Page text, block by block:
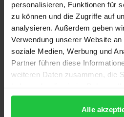
personalisieren, Funktionen für
zu können und die Zugriffe auf
analysieren. Außerdem geben
Verwendung unserer Website
soziale Medien, Werbung und
Partner führen diese
weiteren Daten zusammen, die
gesammelt haben.
Alle
angesichts des technischen
Atomwaffen eine
avancierte die Frage der
der ukrainischen Nationen-
einem innenpolitischen
Debatten über die
Die Fallstudie erläutert im